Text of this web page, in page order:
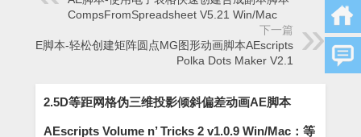
CompsFromSpreadsheet V5.21 Win/Mac
下一篇
AE脚本-轻松创建矩阵圆点MG图形动画脚本AEscripts
Polka Dots Maker V2.1
2.5D等距网格伪三维投影倾斜偏差动画AE脚本
AEscripts Volume n’ Tricks 2 v1.0.9 Win/Mac：等